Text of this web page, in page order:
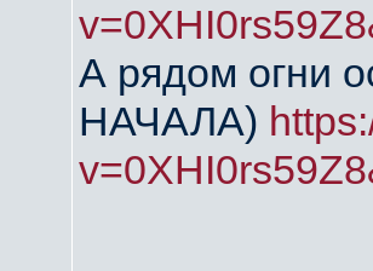
А рядом огни
НАЧАЛА)